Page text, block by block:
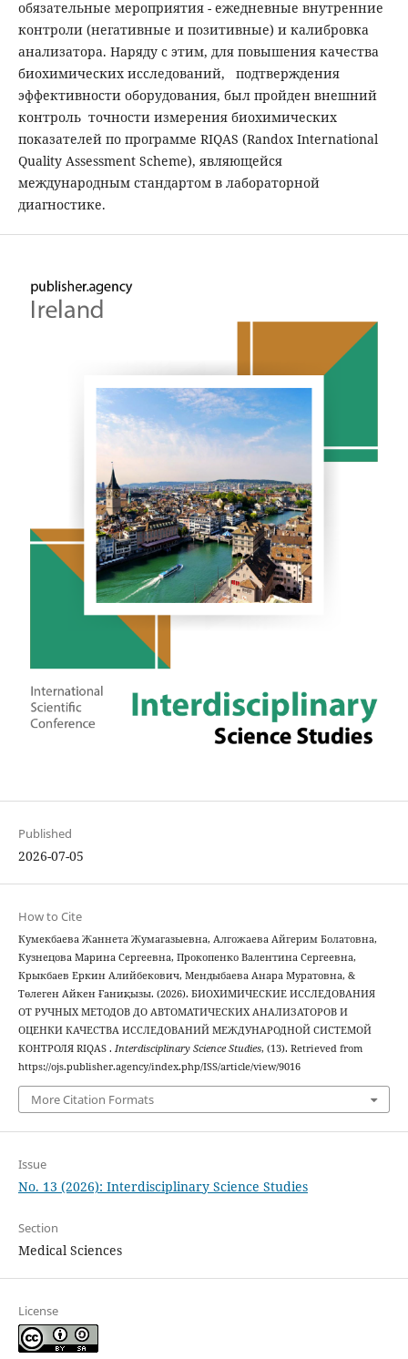
обязательные мероприятия - ежедневные внутренние
контроли (негативные и позитивные) и калибровка
анализатора. Наряду с этим, для повышения качества
биохимических исследований, подтверждения
эффективности оборудования, был пройден внешний
контроль точности измерения биохимических
показателей по программе RIQAS (Randox International
Quality Assessment Scheme), являющейся
международным стандартом в лабораторной
диагностике.
Published
2026-07-05
How to Cite
Кумекбаева Жаннета Жумагазыевна, Алгожаева Айгерим Болатовна,
Кузнецова Марина Сергеевна, Прокопенко Валентина Сергеевна,
Крыкбаев Еркин Алийбекович, Мендыбаева Анара Муратовна, &
Төлеген Айкен Ғаниқызы. (2026). БИОХИМИЧЕСКИЕ ИССЛЕДОВАНИЯ
ОТ РУЧНЫХ МЕТОДОВ ДО АВТОМАТИЧЕСКИХ АНАЛИЗАТОРОВ И
ОЦЕНКИ КАЧЕСТВА ИССЛЕДОВАНИЙ МЕЖДУНАРОДНОЙ СИСТЕМОЙ
КОНТРОЛЯ RIQAS . Interdisciplinary Science Studies, (13). Retrieved from
https://ojs.publisher.agency/index.php/ISS/article/view/9016
More Citation Formats
Issue
No. 13 (2026): Interdisciplinary Science Studies
Section
Medical Sciences
License